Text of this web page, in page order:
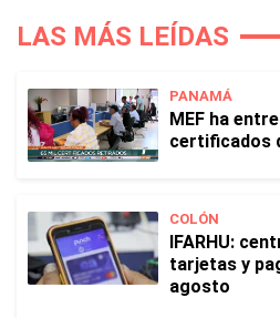
LAS MÁS LEÍDAS
PANAMÁ
MEF ha
certificados
COLÓN
IFARHU:
tarjetas y
agosto